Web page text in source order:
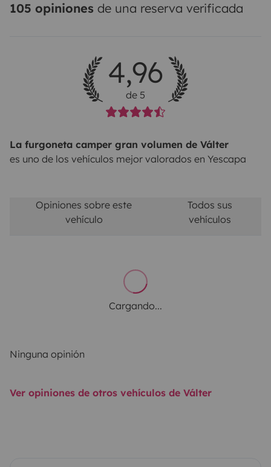
105 opiniones de una reserva verificada
4,96
de 5
La furgoneta camper gran volumen de Válter
es uno de los vehículos mejor valorados en Yescapa
Opiniones sobre este
vehículo
Todos sus
vehículos
Cargando...
Ninguna opinión
Ver opiniones de otros vehículos de Válter